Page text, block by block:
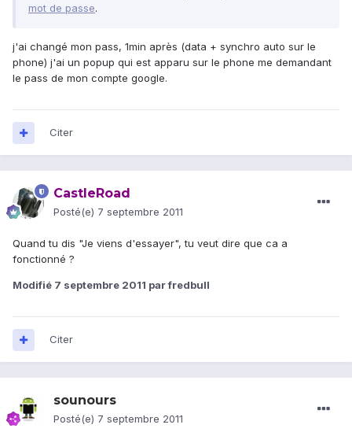
mot de passe.
j'ai changé mon pass, 1min après (data + synchro auto sur le
phone) j'ai un popup qui est apparu sur le phone me demandant
le pass de mon compte google.
Citer
CastleRoad
Posté(e) 7 septembre 2011
Quand tu dis "Je viens d'essayer", tu veut dire que ca a
fonctionné ?
Modifié 7 septembre 2011 par fredbull
Citer
sounours
Posté(e) 7 septembre 2011